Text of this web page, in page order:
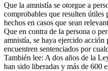
Que la amnistía se otorgue a
comprobables que resulten útiles
hechos en casos que sean
Que en contra de la persona o
amnistía, se haya ejercido acción
encuentren sentenciados por
También lee: A dos años de la
han sido liberadas y más de 600